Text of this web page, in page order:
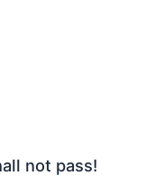
not pass!